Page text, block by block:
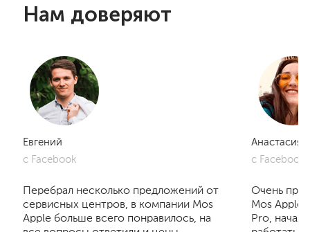
Нам доверяют
Евгений
с Facebook
Перебрал несколько предложений от
сервисных центров, в компании Mos
Apple больше всего понравилось, на
Анастасия
с Facebook
Очень
Mos
Pro, начал